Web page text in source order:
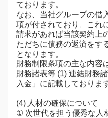
ております。
なお、当社グループの借
項が付されており、これ
請求があれば当該契約上
ただちに債務の返済をす
となります。
財務制限条項の主な内容
財務諸表等 (1) 連結財務
入金」に記載しておりま
(4) 人材の確保について
① 次世代を担う優秀な人